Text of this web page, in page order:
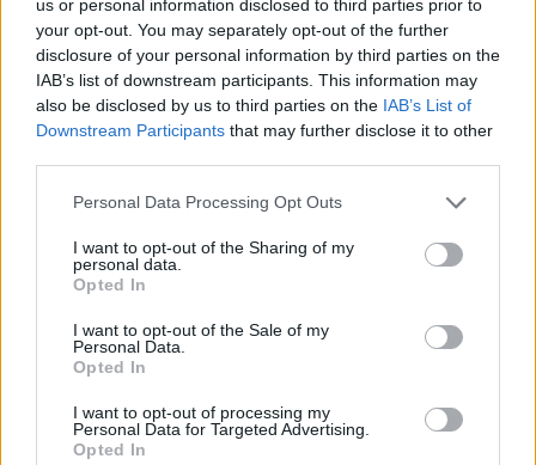
us or personal information disclosed to third parties prior to
your opt-out. You may separately opt-out of the further
disclosure of your personal information by third parties on the
IAB’s list of downstream participants. This information may
also be disclosed by us to third parties on the IAB’s List of
Downstream Participants that may further disclose it to other
Personal Data Processing Opt Outs
I want to opt-out of the Sharing of my
personal data.
Opted In
I want to opt-out of the Sale of my
Personal Data.
Opted In
I want to opt-out of processing my
Personal Data for Targeted Advertising.
Opted In
ΣΉΜΕΡΑ
Βίντεο που φέρεται να δείχνει βίαιη
μεταφορά άνδρα για στρατιωτική
επιστράτευση στην Ουκρανία
επαναφέρει τη συζήτηση για το λεγόμενο
«busification».
για επιστράτευση ‑ Τι είναι το
ΣΉΜΕΡΑ
επιστράτευση στην Ουκρανία
επαναφέρει τη συζήτηση για το λεγόμενο
Πάρο: 4χρονος έχασε τη ζωή
του σε πισίνα beach bar –